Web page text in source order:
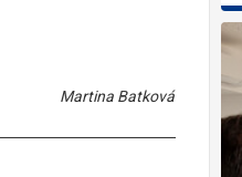
Martina Batková